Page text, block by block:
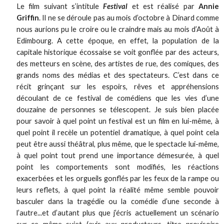
Le film suivant s’intituleFestival et est réalisé par Annie
Griffin. Il ne se déroule pas au mois d’octobre à Dinard comme
nous aurions pu le croire ou le craindre mais au mois d’Août à
Edimbourg. A cette époque, en effet, la population de la
capitale historique écossaise se voit gonflée par des acteurs,
des metteurs en scène, des artistes de rue, des comiques, des
grands noms des médias et des spectateurs. C’est dans ce
récit grinçant sur les espoirs, rêves et appréhensions
découlant de ce festival de comédiens que les vies d’une
douzaine de personnes se télescopent. Je suis bien placée
pour savoir à quel point un festival est un film en lui-même, à
quel point il recèle un potentiel dramatique, à quel point cela
peut être aussi théâtral, plus même, que le spectacle lui-même,
à quel point tout prend une importance démesurée, à quel
point les comportements sont modifiés, les réactions
exacerbées et les orgueils gonflés par les feux de la rampe ou
leurs reflets, à quel point la réalité même semble pouvoir
basculer dans la tragédie ou la comédie d’une seconde à
l’autre...et d’autant plus que j’écris actuellement un scénario